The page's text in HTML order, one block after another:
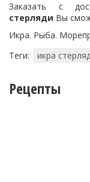
Заказать с
стерляди Вы
Икра. Рыба.
Теги:
икра
Рецепты